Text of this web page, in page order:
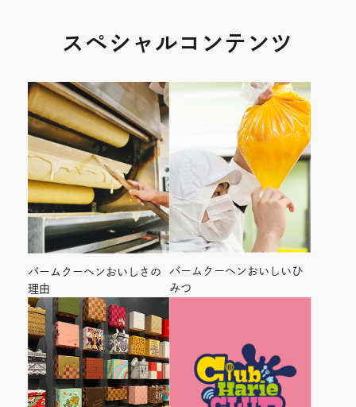
き
ま
す
スペシャルコンテンツ
バームクーヘンおいしさの
理由
バームクーヘンおいしいひ
みつ